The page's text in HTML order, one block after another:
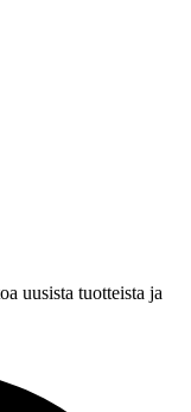
uusista tuotteista ja